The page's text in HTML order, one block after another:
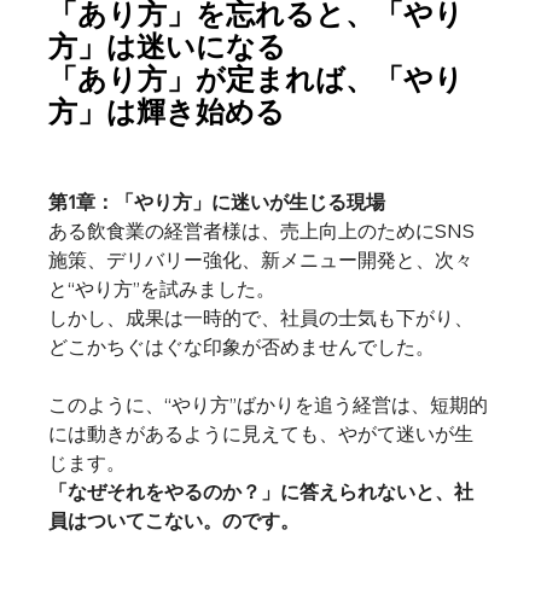
「あり方」を忘れると、「やり
方」は迷いになる
「あり方」が定まれば、「やり
方」は輝き始める
第1章：「やり方」に迷いが生じる現場
ある飲食業の経営者様は、売上向上のためにSNS
施策、デリバリー強化、新メニュー開発と、次々
と“やり方”を試みました。
しかし、成果は一時的で、社員の士気も下がり、
どこかちぐはぐな印象が否めませんでした。
このように、“やり方”ばかりを追う経営は、短期的
には動きがあるように見えても、やがて迷いが生
じます。
「なぜそれをやるのか？」に答えられないと、社
員はついてこない。のです。